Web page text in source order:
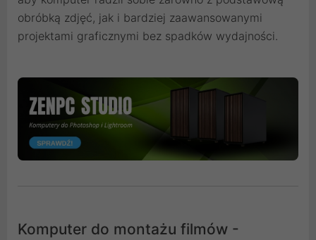
obróbką zdjęć, jak i bardziej zaawansowanymi
projektami graficznymi bez spadków wydajności.
Komputer do montażu filmów -